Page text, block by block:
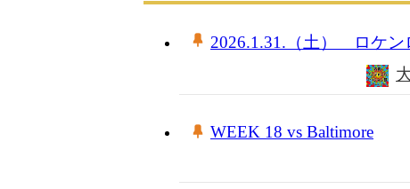
2026.1.31.（土） ロケン
WEEK 18 vs Baltimore